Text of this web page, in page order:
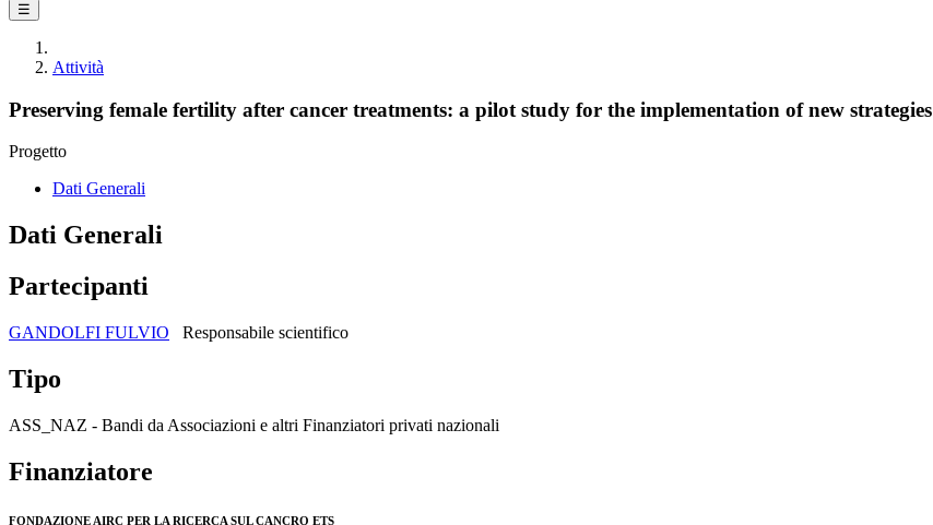
☰
Attività
Preserving female fertility after cancer treatments: a pilot study for the implementation of new strategies
Progetto
Dati Generali
Dati Generali
Partecipanti
GANDOLFI FULVIO Responsabile scientifico
Tipo
ASS_NAZ - Bandi da Associazioni e altri Finanziatori privati nazionali
Finanziatore
FONDAZIONE AIRC PER LA RICERCA SUL CANCRO ETS